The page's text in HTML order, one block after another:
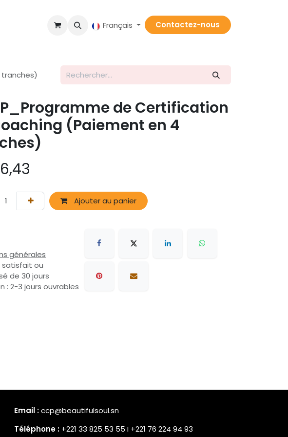
Français Contactez-nous
de Certification
(Paiement en 4
Ajouter au panier
générales
satisfait ou
de 30 jours
: 2-3 jours ouvrables
Email :ccp@beautifulsoul.sn
Téléphone : +221 33 825 53 55 I +221 76 224 94 93